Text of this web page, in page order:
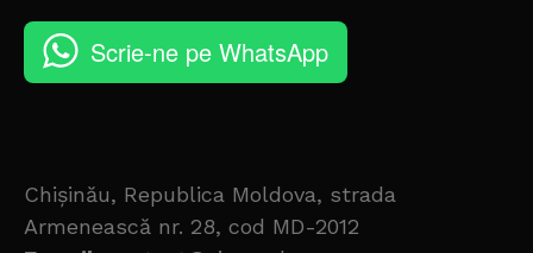
Scrie-ne pe WhatsApp
Chișinău, Republica Moldova, strada
Armenească nr. 28, cod MD-2012